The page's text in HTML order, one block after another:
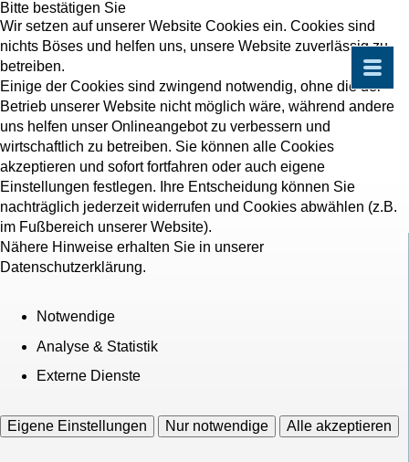
Bitte bestätigen Sie
Wir setzen auf unserer Website Cookies ein. Cookies sind
nichts Böses und helfen uns, unsere Website zuverlässig zu
betreiben.
Einige der Cookies sind zwingend notwendig, ohne die der
Betrieb unserer Website nicht möglich wäre, während andere
uns helfen unser Onlineangebot zu verbessern und
wirtschaftlich zu betreiben. Sie können alle Cookies
akzeptieren und sofort fortfahren oder auch eigene
Einstellungen festlegen. Ihre Entscheidung können Sie
nachträglich jederzeit widerrufen und Cookies abwählen (z.B.
im Fußbereich unserer Website).
Nähere Hinweise erhalten Sie in unserer
Datenschutzerklärung.
Notwendige
Analyse & Statistik
Externe Dienste
Eigene Einstellungen Nur notwendige Alle akzeptieren